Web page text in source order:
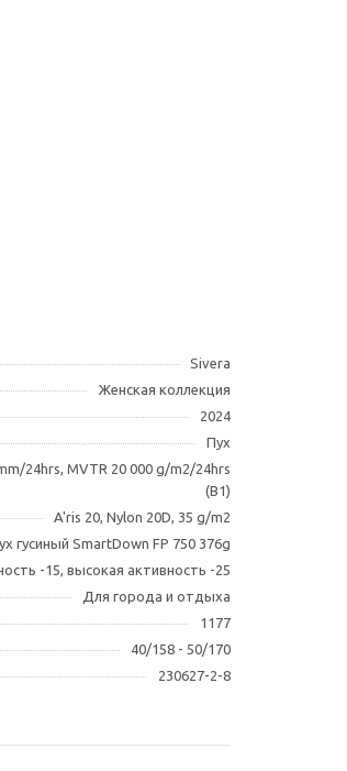
Sivera
Женская коллекция
2024
Пух
24hrs, MVTR 20 000 g/m2/24hrs
(B1)
A'ris 20, Nylon 20D, 35 g/m2
гусиный SmartDown FP 750 376g
-15, высокая активность -25
Для города и отдыха
1177
40/158 - 50/170
230627-2-8